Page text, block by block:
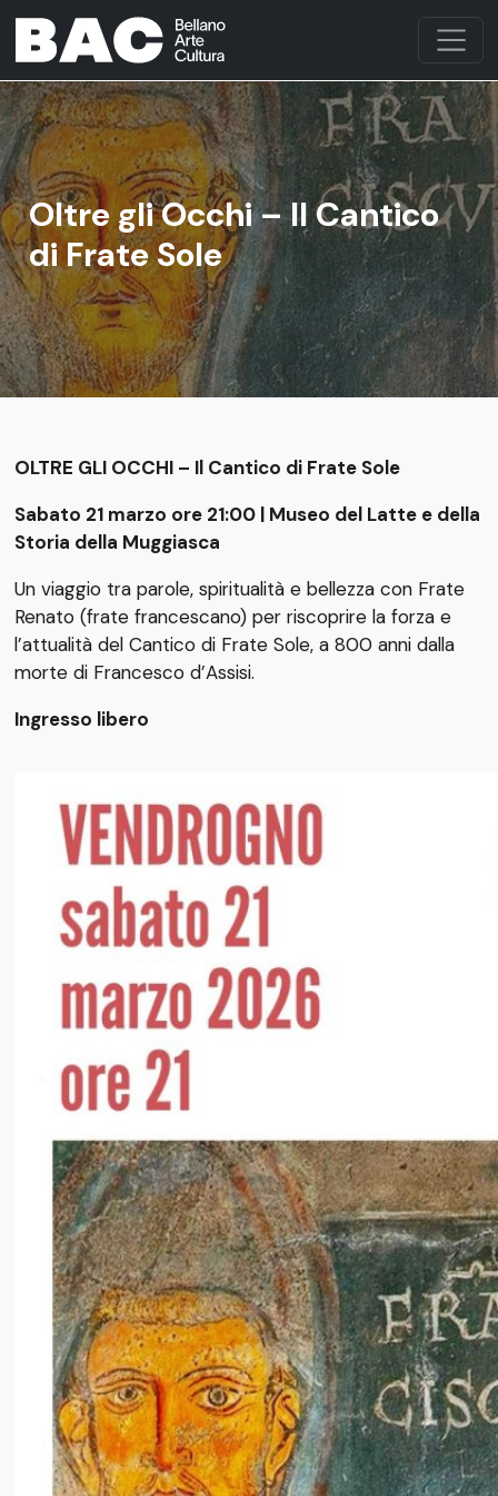
Oltre gli Occhi – Il Cantico
di Frate Sole
OLTRE GLI OCCHI – Il Cantico di Frate Sole
Sabato 21 marzo ore 21:00 | Museo del Latte e della
Storia della Muggiasca
Un viaggio tra parole, spiritualità e bellezza con Frate
Renato (frate francescano) per riscoprire la forza e
l’attualità del Cantico di Frate Sole, a 800 anni dalla
morte di Francesco d’Assisi.
Ingresso libero